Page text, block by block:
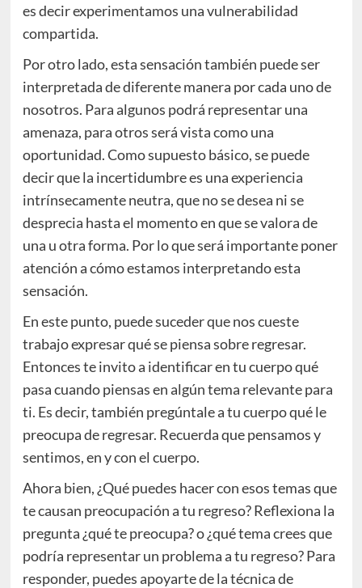
es decir experimentamos una vulnerabilidad
compartida.
Por otro lado, esta sensación también puede ser
interpretada de diferente manera por cada uno de
nosotros. Para algunos podrá representar una
amenaza, para otros será vista como una
oportunidad. Como supuesto básico, se puede
decir que la incertidumbre es una experiencia
intrínsecamente neutra, que no se desea ni se
desprecia hasta el momento en que se valora de
una u otra forma. Por lo que será importante poner
atención a cómo estamos interpretando esta
sensación.
En este punto, puede suceder que nos cueste
trabajo expresar qué se piensa sobre regresar.
Entonces te invito a identificar en tu cuerpo qué
pasa cuando piensas en algún tema relevante para
ti. Es decir, también pregúntale a tu cuerpo qué le
preocupa de regresar. Recuerda que pensamos y
sentimos, en y con el cuerpo.
Ahora bien, ¿Qué puedes hacer con esos temas que
te causan preocupación a tu regreso? Reflexiona la
pregunta ¿qué te preocupa? o ¿qué tema crees que
podría representar un problema a tu regreso? Para
responder, puedes apoyarte de la técnica de